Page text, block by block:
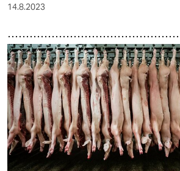
14.8.2023